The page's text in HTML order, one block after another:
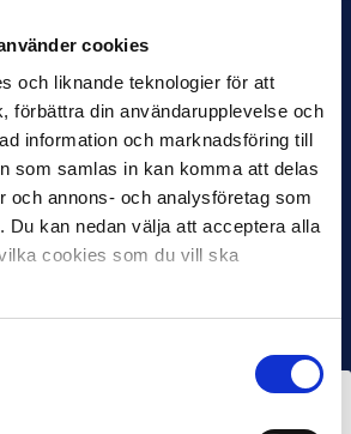
cookies
och liknande teknologier för att
förbättra din användarupplevelse och
information och marknadsföring till
som samlas in kan komma att delas
och annons- och analysföretag som
Du kan nedan välja att acceptera alla
cookies som du vill ska